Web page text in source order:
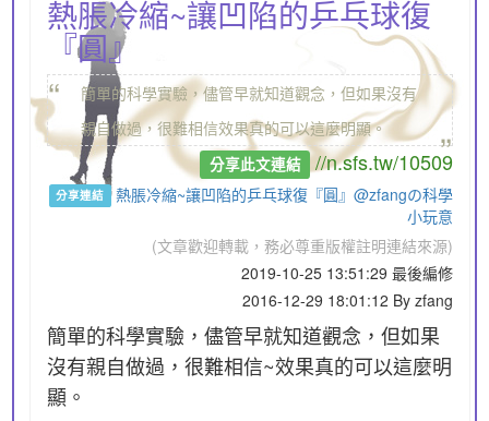
熱脹冷縮~讓凹陷的乒乓球復
『圓』
“
簡單的科學實驗，儘管早就知道觀念，但如果沒有
親自做過，很難相信效果真的可以這麼明顯。
„
分享此文連結 //n.sfs.tw/10509
分享連結
熱脹冷縮~讓凹陷的乒乓球復『圓』@zfangの科學
小玩意
(文章歡迎轉載，務必尊重版權註明連結來源)
2019-10-25 13:51:29 最後編修
2016-12-29 18:01:12 By zfang
簡單的科學實驗，儘管早就知道觀念，但如果
沒有親自做過，很難相信~效果真的可以這麼明
顯。